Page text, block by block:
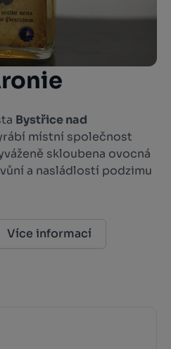
Bystřice nad
místní společnost
skloubena ovocná
a nasládlostí podzimu
Více informací